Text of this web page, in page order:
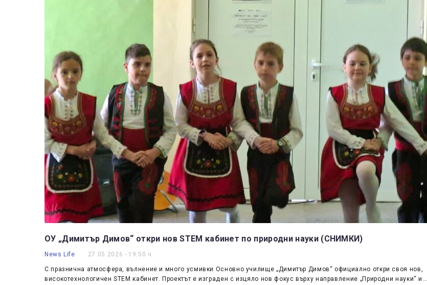
ОУ „Димитър Димов“ откри нов STEM кабинет по природни науки (СНИМКИ)
News Life 27.05.2026 - 19:50 ч.
С празнична атмосфера, вълнение и много усмивки Основно училище „Димитър Димов“ официално откри своя нов,
високотехнологичен STEM кабинет. Проектът е изграден с изцяло нов фокус върху направление „Природни науки“ и…